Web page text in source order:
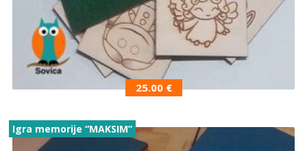
25.00 €
Igra memorije “MAKSIM”